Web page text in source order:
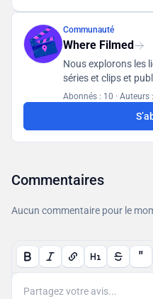
Communauté
Where Filmed
Nous explorons les
séries et clips et
base de données
Abonnés : 10 · Auteurs
Commentaires
Aucun commentaire pour le
"